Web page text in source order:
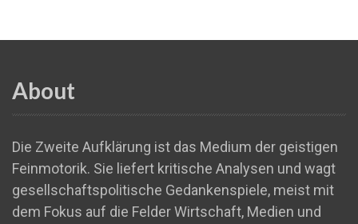
About
Die Zweite Aufklärung ist das Medium der geistigen
Feinmotorik. Sie liefert kritische Analysen und wagt
gesellschaftspolitische Gedankenspiele, meist mit
dem Fokus auf die Felder Wirtschaft, Medien und